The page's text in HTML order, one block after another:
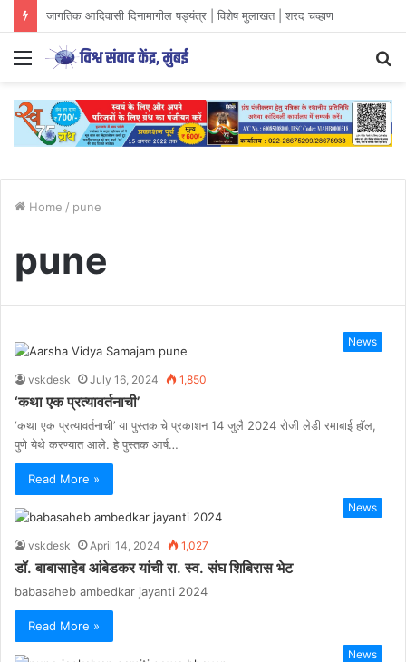
युवा आंदोलनों की दिशा और वैचारिक परिप्रेक्ष्य
Menu
Home / pune
pune
News
vskdesk July 16, 2024 1,850
‘कथा एक प्रत्यावर्तनाची’
‘कथा एक प्रत्यावर्तनाची’ या पुस्तकाचे प्रकाशन 14 जुलै 2024 रोजी लेडी रमाबाई हॉल,
पुणे येथे करण्यात आले. हे पुस्तक आर्ष…
Read More »
News
vskdesk April 14, 2024 1,027
डॉ. बाबासाहेब आंबेडकर यांची रा. स्व. संघ शिबिरास भेट
babasaheb ambedkar jayanti 2024
Read More »
News